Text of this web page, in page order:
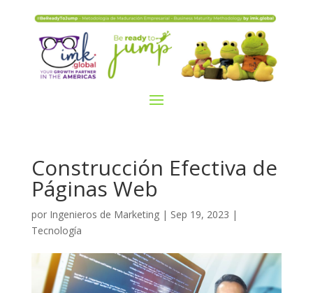
Construcción Efectiva de
Páginas Web
por Ingenieros de Marketing| Sep 19, 2023 |
Tecnología